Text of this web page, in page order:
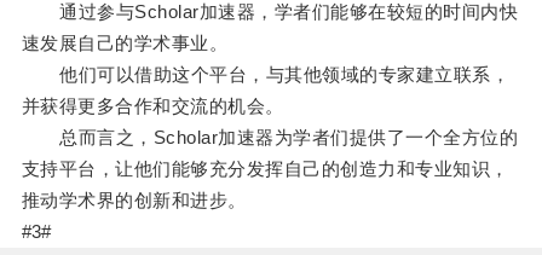
通过参与Scholar加速器，学者们能够在较短的时间内快
速发展自己的学术事业。
他们可以借助这个平台，与其他领域的专家建立联系，
并获得更多合作和交流的机会。
总而言之，Scholar加速器为学者们提供了一个全方位的
支持平台，让他们能够充分发挥自己的创造力和专业知识，
推动学术界的创新和进步。
#3#